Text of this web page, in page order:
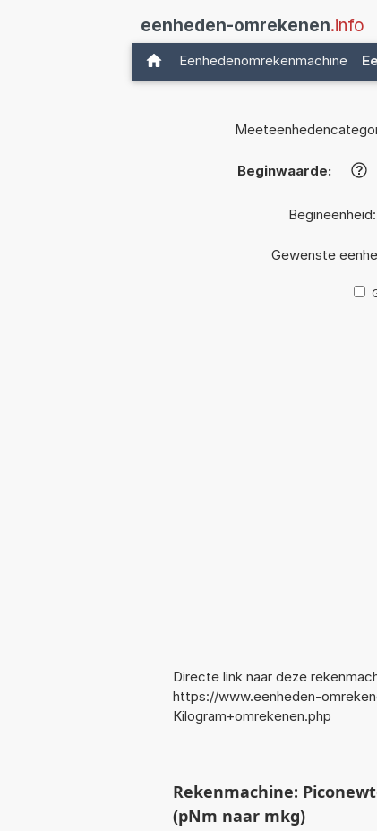
eenheden-omrekenen.info
Eenhedenomrekenmachine
Beginwaarde: ?
Begineenheid:
Gewenste
Directe link naar deze
https://www.eenheden-
Kilogram+omrekenen.php
Rekenmachine:
(pNm naar mkg)